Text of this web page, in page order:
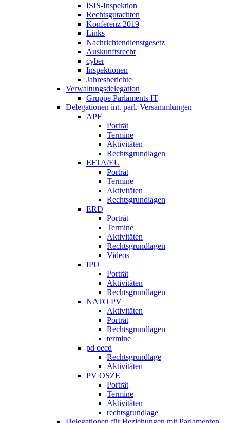
ISIS-Inspektion
Rechtsgutachten
Konferenz 2019
Links
Nachrichtendienstgesetz
Auskunftsrecht
cyber
Inspektionen
Jahresberichte
Verwaltungsdelegation
Gruppe Parlaments IT
Delegationen int. parl. Versammlungen
APF
Porträt
Termine
Aktivitäten
Rechtsgrundlagen
EFTA/EU
Porträt
Termine
Aktivitäten
Rechtsgrundlagen
ERD
Porträt
Termine
Aktivitäten
Rechtsgrundlagen
Videos
IPU
Porträt
Aktivitäten
Rechtsgrundlagen
NATO PV
Aktivitäten
Porträt
Rechtsgrundlagen
termine
pd oecd
Rechtsgrundlage
Aktivitäten
PV OSZE
Porträt
Termine
Aktivitäten
rechtsgrundlage